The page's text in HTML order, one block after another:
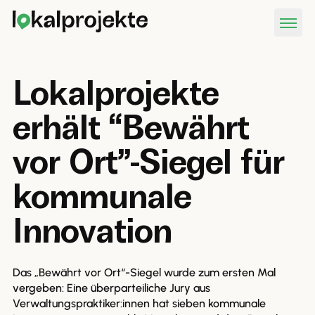
Lokalprojekte
erhält “Bewährt
vor Ort”-Siegel für
kommunale
Innovation
Das „Bewährt vor Ort“-Siegel wurde zum ersten Mal
vergeben: Eine überparteiliche Jury aus
Verwaltungspraktiker:innen hat sieben kommunale